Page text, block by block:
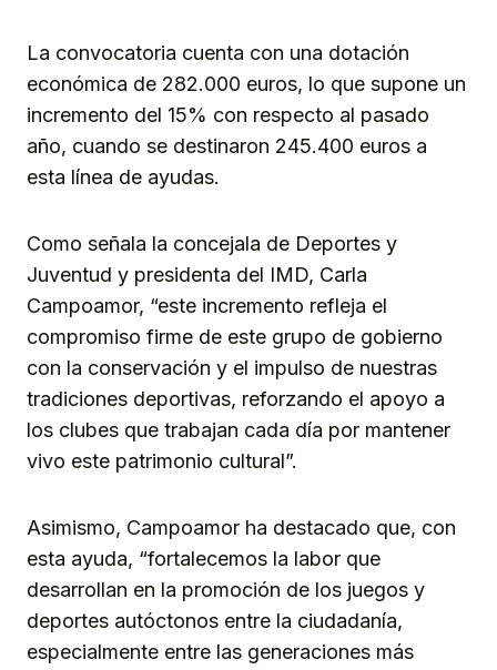
La convocatoria cuenta con una dotación
económica de 282.000 euros, lo que supone un
incremento del 15% con respecto al pasado
año, cuando se destinaron 245.400 euros a
esta línea de ayudas.
Como señala la concejala de Deportes y
Juventud y presidenta del IMD, Carla
Campoamor, “este incremento refleja el
compromiso firme de este grupo de gobierno
con la conservación y el impulso de nuestras
tradiciones deportivas, reforzando el apoyo a
los clubes que trabajan cada día por mantener
vivo este patrimonio cultural”.
Asimismo, Campoamor ha destacado que, con
esta ayuda, “fortalecemos la labor que
desarrollan en la promoción de los juegos y
deportes autóctonos entre la ciudadanía,
especialmente entre las generaciones más